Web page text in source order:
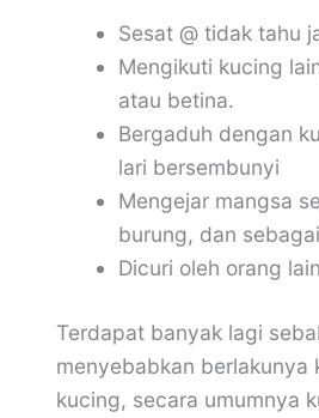
Sesat @ tidak tahu
Mengikuti kucing
atau betina.
Bergaduh dengan
lari bersembunyi
Mengejar mangsa
burung, dan
Dicuri oleh orang lain
Terdapat banyak lagi
menyebabkan berlakunya
kucing, secara umumnya